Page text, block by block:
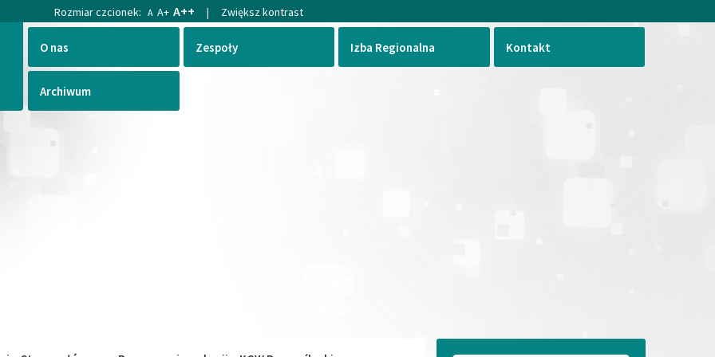
Rozmiar czcionek: A A+ A++ | Zwiększ kontrast
O nas Zespoły Izba Regionalna Kontakt
Archiwum